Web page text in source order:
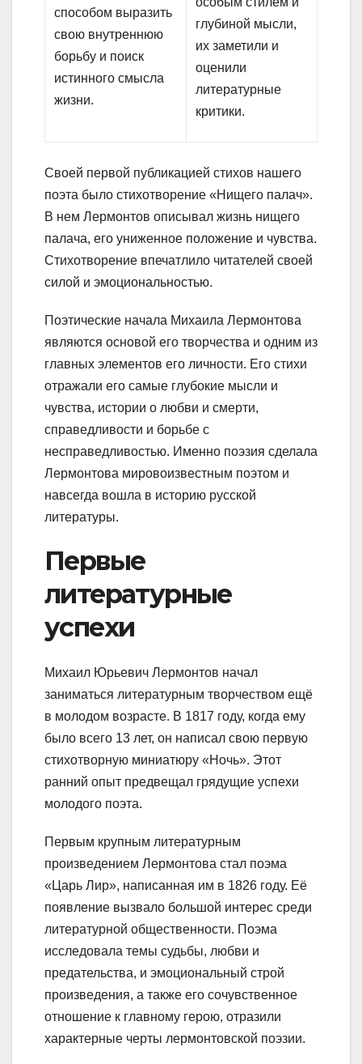
способом выразить
свою внутреннюю
борьбу и поиск
истинного смысла
жизни.
глубиной мысли,
их заметили и
оценили
литературные
критики.
Своей первой публикацией стихов нашего
поэта было стихотворение «Нищего палач».
В нем Лермонтов описывал жизнь нищего
палача, его униженное положение и чувства.
Стихотворение впечатлило читателей своей
силой и эмоциональностью.
Поэтические начала Михаила Лермонтова
являются основой его творчества и одним из
главных элементов его личности. Его стихи
отражали его самые глубокие мысли и
чувства, истории о любви и смерти,
справедливости и борьбе с
несправедливостью. Именно поэзия сделала
Лермонтова мировоизвестным поэтом и
навсегда вошла в историю русской
литературы.
Первые
литературные
успехи
Михаил Юрьевич Лермонтов начал
заниматься литературным творчеством ещё
в молодом возрасте. В 1817 году, когда ему
было всего 13 лет, он написал свою первую
стихотворную миниатюру «Ночь». Этот
ранний опыт предвещал грядущие успехи
молодого поэта.
Первым крупным литературным
произведением Лермонтова стал поэма
«Царь Лир», написанная им в 1826 году. Её
появление вызвало большой интерес среди
литературной общественности. Поэма
исследовала темы судьбы, любви и
предательства, и эмоциональный строй
произведения, а также его сочувственное
отношение к главному герою, отразили
характерные черты лермонтовской поэзии.